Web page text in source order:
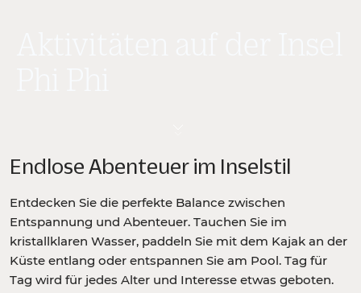
Endlose Abenteuer im Inselstil
Entdecken Sie die perfekte Balance zwischen
Entspannung und Abenteuer. Tauchen Sie im
kristallklaren Wasser, paddeln Sie mit dem Kajak an der
Küste entlang oder entspannen Sie am Pool. Tag für
Tag wird für jedes Alter und Interesse etwas geboten.